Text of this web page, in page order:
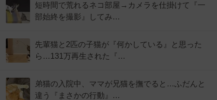
短時間で荒れるネコ部屋→カメラを仕掛けて『一
部始終を撮影』してみ…
先輩猫と2匹の子猫が『何かしている』と思った
ら…131万再生された『…
弟猫の入院中、ママが兄猫を撫でると…ふだんと
違う『まさかの行動』…